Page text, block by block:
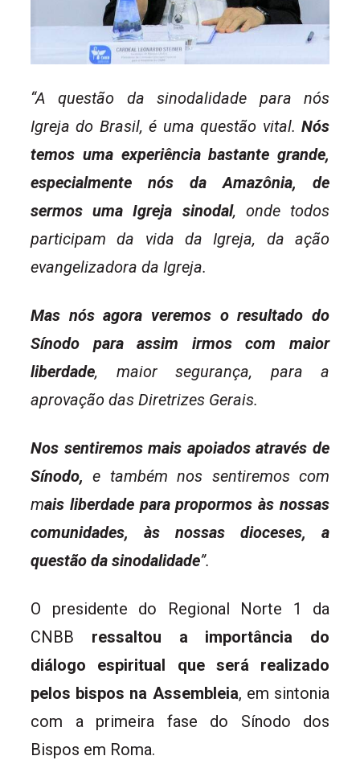
“A questão da sinodalidade para nós
Igreja do Brasil, é uma questão vital. Nós
temos uma experiência bastante grande,
especialmente nós da Amazônia, de
sermos uma Igreja sinodal, onde todos
participam da vida da Igreja, da ação
evangelizadora da Igreja.
Mas nós agora veremos o resultado do
Sínodo para assim irmos com maior
liberdade, maior segurança, para a
aprovação das Diretrizes Gerais.
Nos sentiremos mais apoiados através de
Sínodo, e também nos sentiremos com
mais liberdade para propormos às nossas
comunidades, às nossas dioceses, a
questão da sinodalidade”.
O presidente do Regional Norte 1 da
CNBB ressaltou a importância do
diálogo espiritual que será realizado
pelos bispos na Assembleia, em sintonia
com a primeira fase do Sínodo dos
Bispos em Roma.